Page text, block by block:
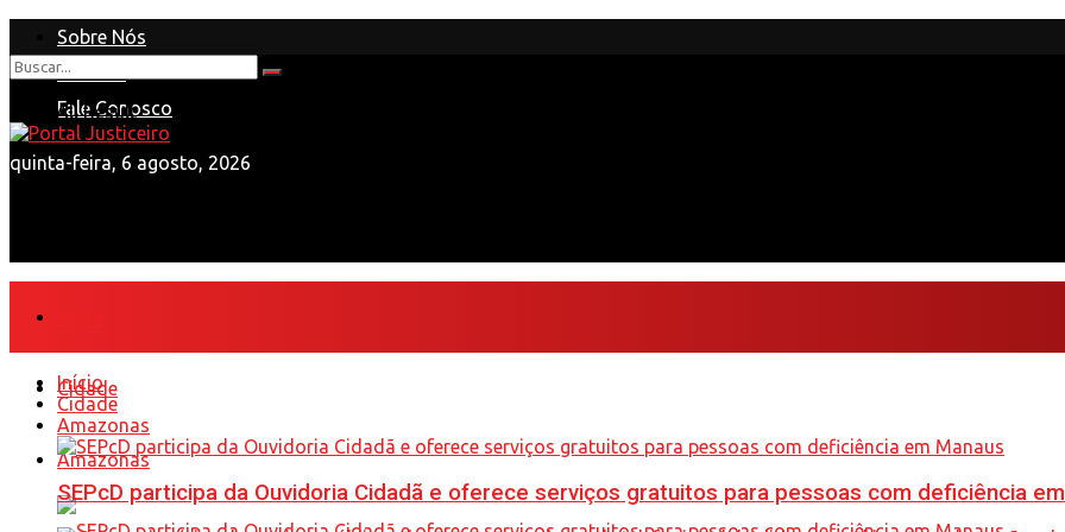
Sobre Nós
Anuncie
Fale Conosco
quinta-feira, 6 agosto, 2026
View All Result
Cidade
Amazonas
Início
Cidade
Amazonas
SEPcD participa da Ouvidoria Cidadã e oferece serviços gratuitos para pessoas com deficiência